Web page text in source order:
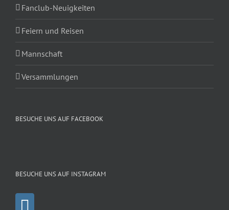
Fanclub-Neuigkeiten
Feiern und Reisen
Mannschaft
Versammlungen
BESUCHE UNS AUF FACEBOOK
BESUCHE UNS AUF INSTAGRAM